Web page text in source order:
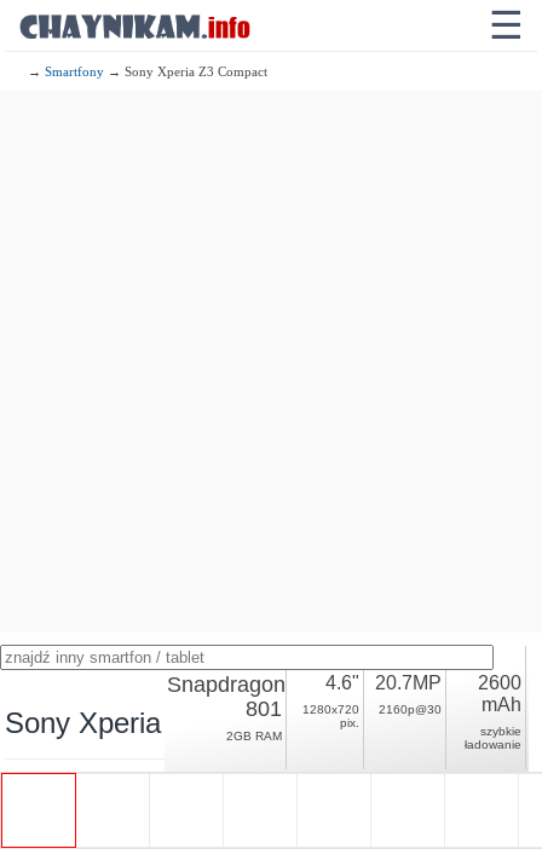
☰
→Smartfony → Sony Xperia Z3 Compact
Sony Xperia Z3 Compact
Snapdragon
801
2GB RAM
4.6"
1280x720
pix.
20.7MP
2160p@30
2600
mAh
szybkie
ładowanie